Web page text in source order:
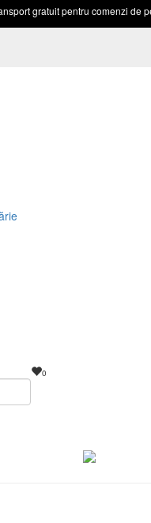
gratuit pentru comenzi de
0